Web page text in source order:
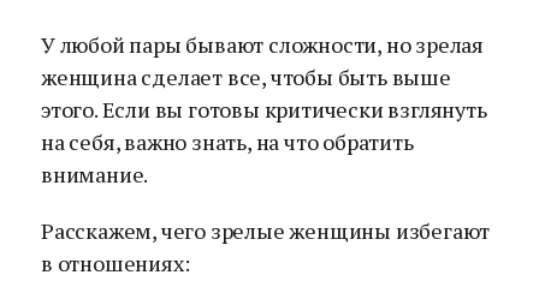
У любой пары бывают сложности, но зрелая
женщина сделает все, чтобы быть выше
этого. Если вы готовы критически взглянуть
на себя, важно знать, на что обратить
внимание.
Расскажем, чего зрелые женщины избегают
в отношениях: